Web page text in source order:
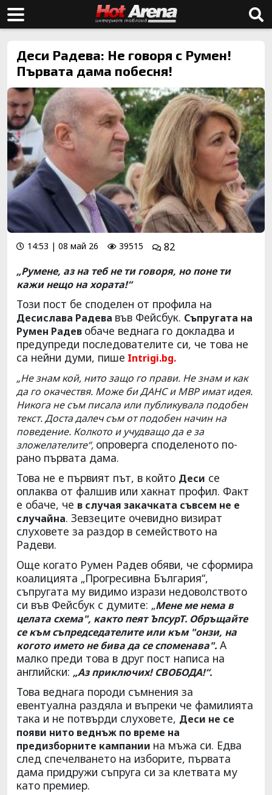
Деси Радева: Не говоря с Румен!
Първата дама побесня!
14:53 | 08 май 26 39515
82
„Румене, аз на теб не ти говоря, но поне ти
кажи нещо на хората!“
Този пост бе споделен от профила на
Десислава Радева във Фейсбук. Съпругата на
Румен Радев обаче веднага го докладва и
предупреди последователите си, че това не
са нейни думи, пише Intrigi.bg.
„Не знам кой, нито защо го прави. Не знам и как
да го окачествя. Може би ДАНС и МВР имат идея.
Никога не съм писала или публикувала подобен
текст. Доста далеч съм от подобен начин на
поведение. Колкото и учудващо да е за
зложелателите“, опроверга споделеното по-
рано първата дама.
Това не е първият път, в който Деси се
оплаква от фалшив или хакнат профил. Факт
е обаче, че в случая закачката съвсем не е
случайна. Зевзеците очевидно визират
слуховете за раздор в семейството на
Радеви.
Още когато Румен Радев обяви, че сформира
коалицията „Прогресивна България“,
съпругата му видимо изрази недоволството
си във Фейсбук с думите: „Мене ме нема в
целата схема", както пеят ЪпсурТ. Обръщайте
се към съпредседателите или към "онзи, на
когото името не бива да се споменава". А
малко преди това в друг пост написа на
английски: „Аз приключих! СВОБОДА!“.
Това веднага породи съмнения за
евентуална раздяла и въпреки че фамилията
така и не потвърди слуховете, Деси не се
появи нито веднъж по време на
предизборните кампании на мъжа си. Едва
след спечелването на изборите, първата
дама придружи съпруга си за клетвата му
като премиер.